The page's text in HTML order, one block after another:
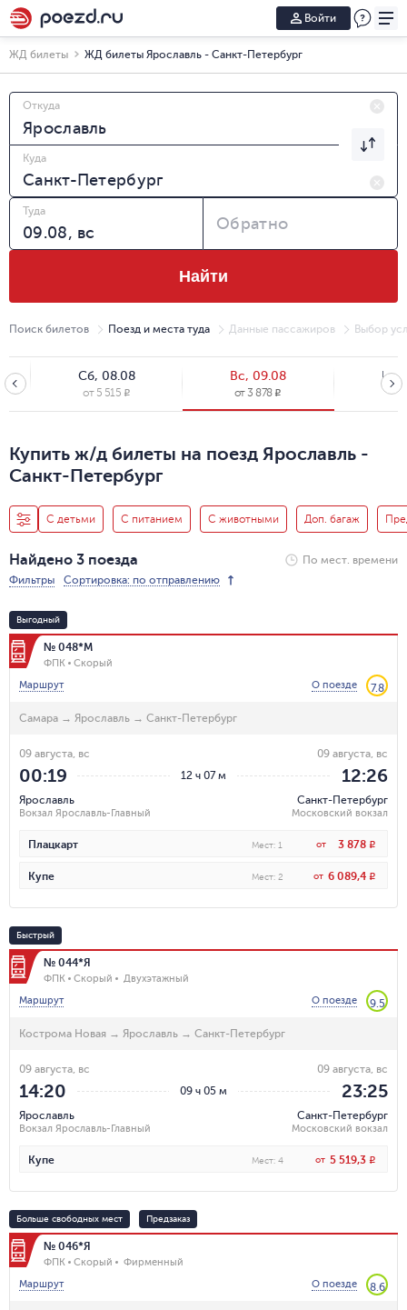
Войти
ЖД билеты ЖД билеты Ярославль - Санкт-Петербург
Откуда
Куда
Туда
Обратно
Найти
Поиск билетов Поезд и места туда Данные пассажиров Выбор
Сб, 08.08
от 5 515 R
Вс, 09.08
от3 878 R
Пн,
от3
Купить ж/д билеты на поезд Ярославль -
Санкт-Петербург
С детьми С питанием С животными Доп. багаж
Найдено 3 поезда
По мест. времени
Фильтры
Сортировка: по отправлению
Выгодный
№ 048*М
ФПК
Скорый
Маршрут
О поезде 7.8
Самара → Ярославль → Санкт-Петербург
12 ч 07 м
09 августа, вс
00:19
Ярославль
Вокзал Ярославль-Главный
09 августа, вс
12:26
Санкт-Петербург
Московский вокзал
Плацкарт Мест: 1 от 3 878 R
Купе Мест: 2 от 6 089,4 R
Быстрый
№ 044*Я
ФПК Скорый
Двухэтажный
Маршрут
О поезде 9.5
Кострома Новая → Ярославль → Санкт-Петербург
09 ч 05 м
09 августа, вс
14:20
Ярославль
Вокзал Ярославль-Главный
09 августа, вс
23:25
Санкт-Петербург
Московский вокзал
Купе Мест: 4 от 5 519,3 R
Больше свободных мест Предзаказ
№ 046*Я
ФПК Скорый
Фирменный
Маршрут
О поезде 8.6